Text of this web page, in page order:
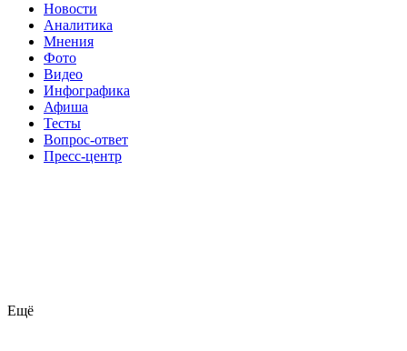
Новости
Аналитика
Мнения
Фото
Видео
Инфографика
Афиша
Тесты
Вопрос-ответ
Пресс-центр
Ещё